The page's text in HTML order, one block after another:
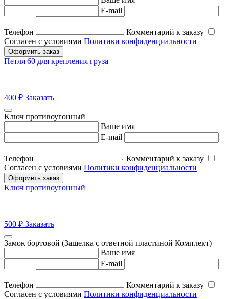
E-mail
Телефон
Комментарий к заказу
Согласен с условиями Политики конфиденциальности
Оформить заказ
Петля 60 для крепления груза
400 ₽ Заказать
Ключ противоугонный
Ваше имя
E-mail
Телефон
Комментарий к заказу
Согласен с условиями Политики конфиденциальности
Оформить заказ
Ключ противоугонный
500 ₽ Заказать
Замок бортовой (Защелка с ответной пластиной Комплект)
Ваше имя
E-mail
Телефон
Комментарий к заказу
Согласен с условиями Политики конфиденциальности